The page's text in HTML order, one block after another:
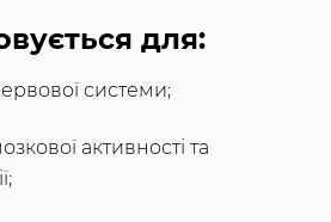
для:
системи;
активності та